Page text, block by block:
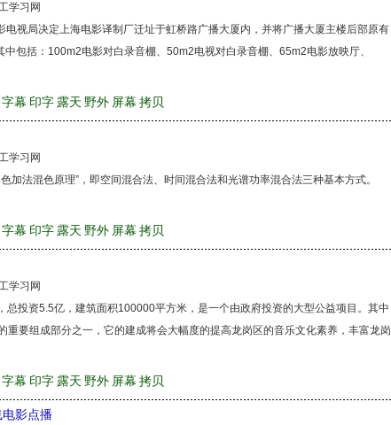
学习网
视局决定上海电影译制厂迁址于虹桥路广播大厦内，并将广播大厦主楼后部原有
包括：100m2电影对白录音棚、50m2电视对白录音棚、65m2电影放映厅、
字幕 印字 露天 野外 屏幕 拷贝
学习网
加法混色原理”，即空间混合法、时间混合法和光谱功率混合法三种基本方式。
字幕 印字 露天 野外 屏幕 拷贝
学习网
投资5.5亿，建筑面积100000平方米，是一个由政府投资的大型公益项目。其中
重要组成部分之一，它的建成将会大幅度的提高龙岗区的音乐文化素养，丰富龙岗
字幕 印字 露天 野外 屏幕 拷贝
影点播